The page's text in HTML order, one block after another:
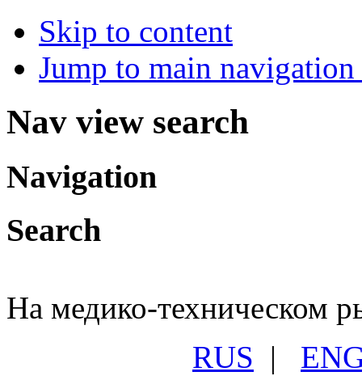
Skip to content
Jump to main
Nav view search
Navigation
Search
На медико-техническом
RUS |